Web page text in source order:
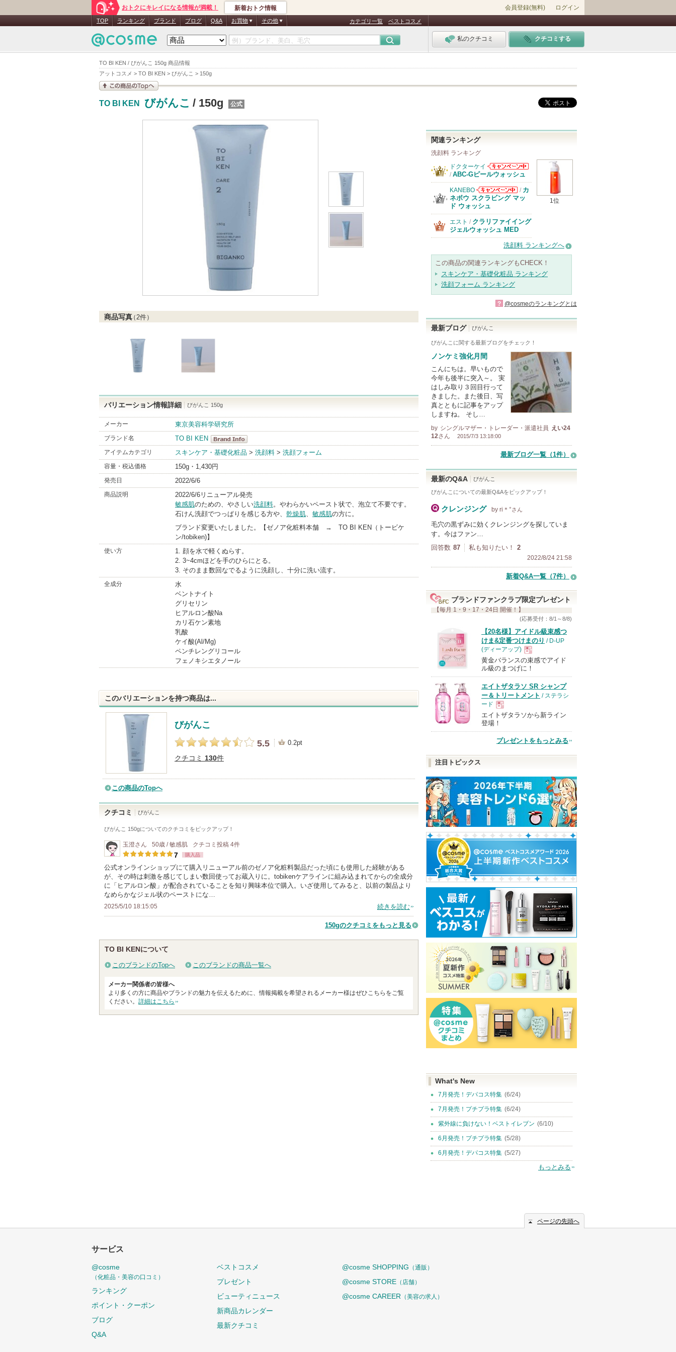
TO BI KEN / びがんこ 150g 商品情報
アットコスメ > TO BI KEN > びがんこ > 150g
おトクにキレイになる情報が満載！ 新着おトク情報 会員登録(無料) ログイン
TOP ランキング ブランド ブログ Q&A お買物 その他 カテゴリ一覧 ベストコスメ
私のクチコミ クチコミする
この商品の情報を見
TO BI KEN びがんこ / 150g 公式
商品写真（2件）
バリエーション情報詳細 びがんこ 150g
メーカー 東京美容科学研究所
ブランド名
TO BI KEN
TO BI KEN
BrandInfo
アイテムカテゴリ スキンケア・基礎化粧品 > 洗顔料 > 洗顔フォーム
容量・税込価格 150g・1,430円
発売日 2022/6/6
商品説明
2022/6/6リニューアル発売
敏感肌のための、やさしい洗顔料。やわらかいペースト状で、泡立て不要です。
石けん洗顔でつっぱりを感じる方や、 乾燥肌、 敏感肌の方に。
ブランド変更いたしました。【ゼノア化粧料本舗 → TO BI KEN（トービケ
ン/tobiken)】
使い方
1. 顔を水で軽くぬらす。
2. 3~4cmほどを手のひらにとる。
3. そのまま数回なでるように洗顔し、十分に洗い流す。
全成分
水
ベントナイト
グリセリン
ヒアルロン酸Na
カリ石ケン素地
乳酸
ケイ酸(Al/Mg)
ペンチレングリコール
フェノキシエタノール
このバリエーションを持つ商品は...
びがんこ
5.5
0.2pt
クチコミ 130件
この商品のTopへ
クチコミ びがんこ
びがんこ 150gについてのクチコミをピックアップ！
玉澄さん 50歳 / 敏感肌 クチコミ投稿 4件
7 購入品
公式オンラインショップにて購入リニューアル前のゼノア化粧料製品だった頃にも使用した経験がある
が、その時は刺激を感じてしまい数回使ってお蔵入りに。tobikenケアラインに組み込まれてからの全成分
に「ヒアルロン酸」が配合されていることを知り興味本位で購入。いざ使用してみると、以前の製品より
なめらかなジェル状のペーストにな…
2025/5/10 18:15:05 続きを読む
150gのクチコミをもっと見る
TO BI KENについて
このブランドのTopへ このブランドの商品一覧へ
メーカー関係者の皆様へ
より多くの方に商品やブランドの魅力を伝えるために、情報掲載を希望されるメーカー様はぜひこちらをご覧
ください。 詳細はこちら
関連ランキング
洗顔料 ランキング
1位
ドクターケイ
ドクターケイか
らのお知らせが
あります
/ ABC-Gピールウォッシュ
KANEBO
KANEBOから
のお知らせがあ
/ カ
ネボウ スクラビング マッ
ド ウォッシュ
エスト / クラリファイイング
ジェルウォッシュ MED
洗顔料 ランキングへ
この商品の関連ランキングもCHECK！
スキンケア・基礎化粧品 ランキング
洗顔フォーム ランキング
? @cosmeのランキングとは
最新ブログ びがんこ
びがんこ に関する最新ブログをチェック！
ノンケミ強化月間
こんにちは。早いもので
今年も後半に突入～。 実
はしみ取り３回目行って
きました。また後日、写
真とともに記事をアップ
しますね。 そし…
by シングルマザー・トレーダー・派遣社員 えい24
12さん 2015/7/3 13:18:00
最新ブログ一覧（1件）
最新のQ&A びがんこ
びがんこ についての最新Q&Aをピックアップ！
クレンジング by ri＊°さん
毛穴の黒ずみに効くクレンジングを探していま
す。今はファン…
回答数 87 私も知りたい！ 2
2022/8/24 21:58
新着Q&A一覧（7件）
ブランドファンクラブ限定プレゼント
【毎月 1・9・17・24日 開催！】
(応募受付：8/1～8/8)
【20名様】アイドル級束感つ
けま&定番つけまのり / D-UP
(ディーアップ)
現
品
黄金バランスの束感でアイド
ル級のまつげに！
エイトザタラソ SR シャンプ
ー＆トリートメント / ステラシ
ード
現
品
エイトザタラソから新ライン
登場！
プレゼントをもっとみる
注目トピックス
What's New
7月発売！デパコス特集 (6/24)
7月発売！プチプラ特集 (6/24)
紫外線に負けない！ベストイレブン (6/10)
6月発売！プチプラ特集 (5/28)
6月発売！デパコス特集 (5/27)
もっとみる
ページの先頭へ
サービス
@cosme
（化粧品・美容の口コミ）
ランキング
ポイント・クーポン
ブログ
Q&A
ベストコスメ
プレゼント
ビューティニュース
新商品カレンダー
最新クチコミ
@cosme SHOPPING （通販）
@cosme STORE （店舗）
@cosme CAREER （美容の求人）